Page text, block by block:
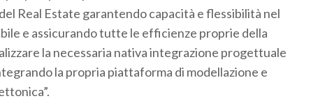
Real Estate garantendo capacità e flessibilità nel
e assicurando tutte le efficienze proprie della
la necessaria nativa integrazione progettuale
la propria piattaforma di modellazione e